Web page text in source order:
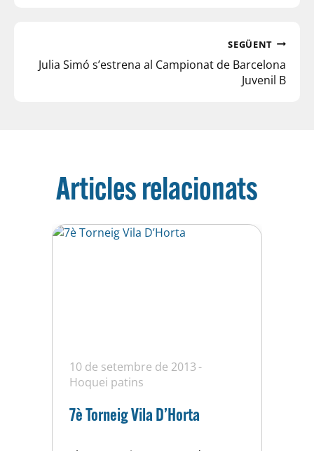
SEGÜENT
Julia Simó s’estrena al Campionat de Barcelona
Juvenil B
Articles relacionats
10 de setembre de 2013
Hoquei patins
7è Torneig Vila D’Horta